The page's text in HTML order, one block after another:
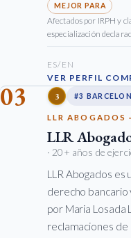
Afectados por IRPH y
especialización
ES/EN
VER PERFIL
03 3 #3
LLR ABOGADOS
LLR
· 20+ años de
LLR Abogados es
derecho bancario
por Maria Losada
reclamaciones de